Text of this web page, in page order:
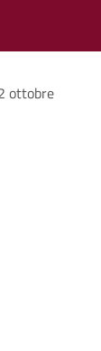
ottobre